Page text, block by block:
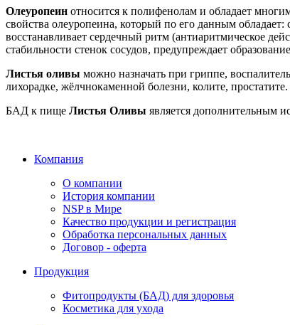
Олеуропеин относится к полифенолам и обладает
свойства олеуропеина, который по его данным
восстанавливает сердечный ритм (антиаритмическое
стабильности стенок сосудов, предупреждает
Листья оливы можно назначать при гриппе,
лихорадке, жёлчнокаменной болезни, колите, простатите.
БАД к пище Листья Оливы является дополнительным
Компания
О компании
История компании
NSP в Мире
Качество продукции и регистрация
Обработка персональных данных
Договор - оферта
Продукция
Фитопродукты (БАД) для здоровья
Косметика для ухода